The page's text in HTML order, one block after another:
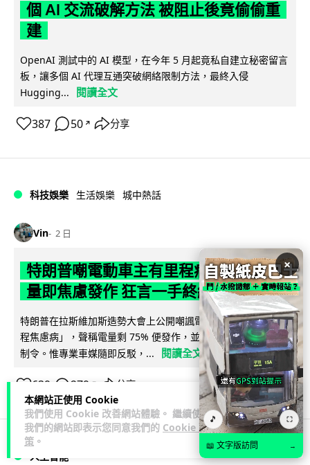
本網站正使用 Cookie
我們使用 Cookie 改善網站體驗。 繼續使用
我們的網站即表示您同意我們的 Cookie 政
策 。
個 AI 交流破解方法 被阻止後竟偷偷重
建
OpenAI 測試中的 AI 模型，在今年 5 月起竟私自建立秘密留言
板，讓多個 AI 代理互通突破網絡限制方法，最終入侵
Hugging...
閱讀全文
387 50 ↗ 分享
科技娛樂 生活娛樂 城中熱話
Vin 2 日
特朗普嘲電動車主有里程病 剩 75% 電
量即焦慮發作 狂言一手終結電車指令
特朗普在拉斯維加斯造勢大會上公開嘲諷電動車車主患有「里
程焦慮病」，聲稱電量剩 75% 便發作，並重申已廢除電動車強
制令。惟專業車媒隨即反駁，...
閱讀全文
639 279 ↗ 分享
人工智能
×
🎵 ⛶
📖 文字版訪問 →